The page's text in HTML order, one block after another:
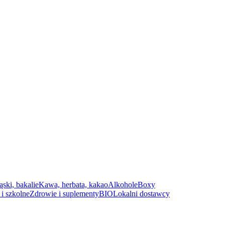
bakalieKawa, herbata, kakaoAlkoholeBoxy
szkolneZdrowie i suplementyBIOLokalni dostawcy